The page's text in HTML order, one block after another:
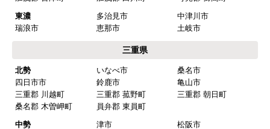
東濃
多治見市
中津川市
瑞浪市
恵那市 土岐市
三重県
北勢 いなべ市
桑名市
四日市市
鈴鹿市
亀山市
三重郡 川越町
三重郡 菰野町
三重郡 朝日町
桑名郡 木曽岬町
員弁郡 東員町
中勢
津市
松阪市